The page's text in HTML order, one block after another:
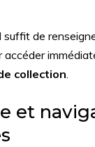
suffit de
accéder
collection.
et